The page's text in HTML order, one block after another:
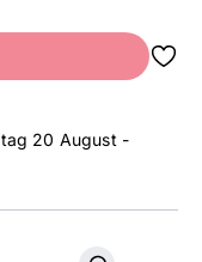
20 August -